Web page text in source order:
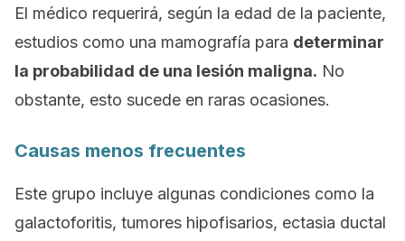
El médico requerirá, según la edad de la paciente,
estudios como una mamografía para determinar
la probabilidad de una lesión maligna. No
obstante, esto sucede en raras ocasiones.
Causas menos frecuentes
Este grupo incluye algunas condiciones como la
galactoforitis, tumores hipofisarios, ectasia ductal